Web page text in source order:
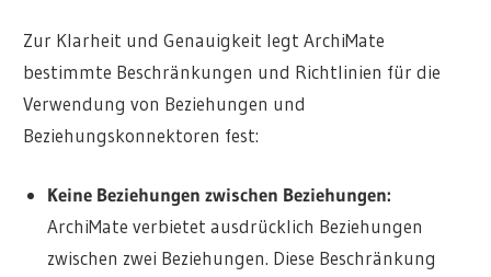
Zur Klarheit und Genauigkeit legt ArchiMate
bestimmte Beschränkungen und Richtlinien für die
Verwendung von Beziehungen und
Beziehungskonnektoren fest:
Keine Beziehungen zwischen Beziehungen:
ArchiMate verbietet ausdrücklich Beziehungen
zwischen zwei Beziehungen. Diese Beschränkung